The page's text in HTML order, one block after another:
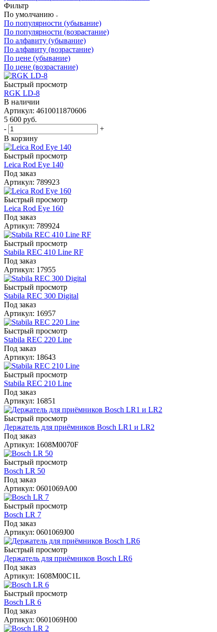
Фильтр
По умолчанию
По популярности (убывание)
По популярности (возрастание)
По алфавиту (убывание)
По алфавиту (возрастание)
По цене (убывание)
По цене (возрастание)
Быстрый просмотр
RGK LD-8
В наличии
Артикул: 4610011870606
5 600 руб.
-
+
В корзину
Быстрый просмотр
Leica Rod Eye 140
Под заказ
Артикул: 789923
Быстрый просмотр
Leica Rod Eye 160
Под заказ
Артикул: 789924
Быстрый просмотр
Stabila REC 410 Line RF
Под заказ
Артикул: 17955
Быстрый просмотр
Stabila REC 300 Digital
Под заказ
Артикул: 16957
Быстрый просмотр
Stabila REC 220 Line
Под заказ
Артикул: 18643
Быстрый просмотр
Stabila REC 210 Line
Под заказ
Артикул: 16851
Быстрый просмотр
Держатель для приёмников Bosch LR1 и LR2
Под заказ
Артикул: 1608M0070F
Быстрый просмотр
Bosch LR 50
Под заказ
Артикул: 0601069A00
Быстрый просмотр
Bosch LR 7
Под заказ
Артикул: 0601069J00
Быстрый просмотр
Держатель для приёмников Bosch LR6
Под заказ
Артикул: 1608M00C1L
Быстрый просмотр
Bosch LR 6
Под заказ
Артикул: 0601069H00